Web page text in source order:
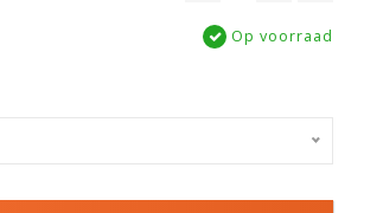
Op voorraad